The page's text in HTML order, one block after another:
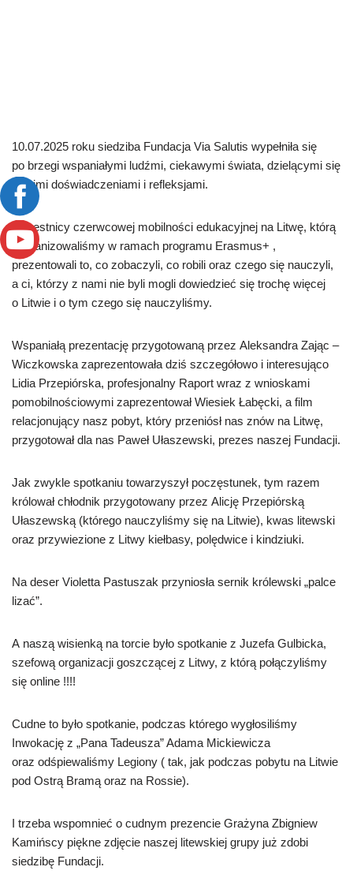
10.07.2025 roku siedziba Fundacja Via Salutis wypełniła się
po brzegi wspaniałymi ludźmi, ciekawymi świata, dzielącymi się
swoimi doświadczeniami i refleksjami.
Uczestnicy czerwcowej mobilności edukacyjnej na Litwę, którą
zorganizowaliśmy w ramach programu Erasmus+ ,
prezentowali to, co zobaczyli, co robili oraz czego się nauczyli,
a ci, którzy z nami nie byli mogli dowiedzieć się trochę więcej
o Litwie i o tym czego się nauczyliśmy.
Wspaniałą prezentację przygotowaną przez Aleksandra Zając –
Wiczkowska zaprezentowała dziś szczegółowo i interesująco
Lidia Przepiórska, profesjonalny Raport wraz z wnioskami
pomobilnościowymi zaprezentował Wiesiek Łabęcki, a film
relacjonujący nasz pobyt, który przeniósł nas znów na Litwę,
przygotował dla nas Paweł Ułaszewski, prezes naszej Fundacji.
Jak zwykle spotkaniu towarzyszył poczęstunek, tym razem
królował chłodnik przygotowany przez Alicję Przepiórską
Ułaszewską (którego nauczyliśmy się na Litwie), kwas litewski
oraz przywiezione z Litwy kiełbasy, polędwice i kindziuki.
Na deser Violetta Pastuszak przyniosła sernik królewski „palce
lizać”.
A naszą wisienką na torcie było spotkanie z Juzefa Gulbicka,
szefową organizacji goszczącej z Litwy, z którą połączyliśmy
się online !!!!
Cudne to było spotkanie, podczas którego wygłosiliśmy
Inwokację z „Pana Tadeusza” Adama Mickiewicza
oraz odśpiewaliśmy Legiony ( tak, jak podczas pobytu na Litwie
pod Ostrą Bramą oraz na Rossie).
I trzeba wspomnieć o cudnym prezencie Grażyna Zbigniew
Kamińscy piękne zdjęcie naszej litewskiej grupy już zdobi
siedzibę Fundacji.